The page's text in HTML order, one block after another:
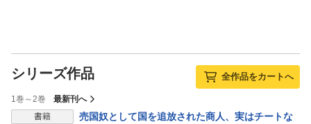
シリーズ作品 全作品をカートへ
1巻～2巻
最新刊へ
書籍
売国奴として国を追放された商人、実はチートな